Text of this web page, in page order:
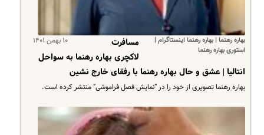
بهاره رهنما | بهاره رهنما اینستاگرام |
استوری بهاره رهنما
۱۰ بهمن ۱۴۰۱
مسافرت
لاکچری بهاره رهنما به سواحل
انتالیا | عشق و حال بهاره رهنما با رفقای خارج نشین
بهاره رهنما تصویری از خود را در “نمایش فصل فراموشی” منتشر کرده است.